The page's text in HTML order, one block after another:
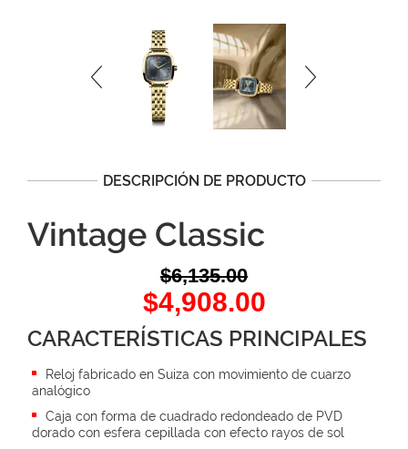
DESCRIPCIÓN DE PRODUCTO
Vintage Classic
$6,135.00
Original
price
was:
$6,135.00.
$4,908.00Current
price
is:
$4,908.00.
CARACTERÍSTICAS PRINCIPALES
Reloj fabricado en Suiza con movimiento de cuarzo
analógico
Caja con forma de cuadrado redondeado de PVD
dorado con esfera cepillada con efecto rayos de sol